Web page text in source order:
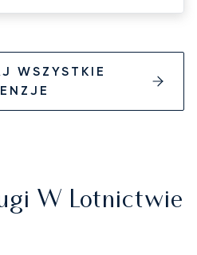
WSZYSTKIE
W Lotnictwie